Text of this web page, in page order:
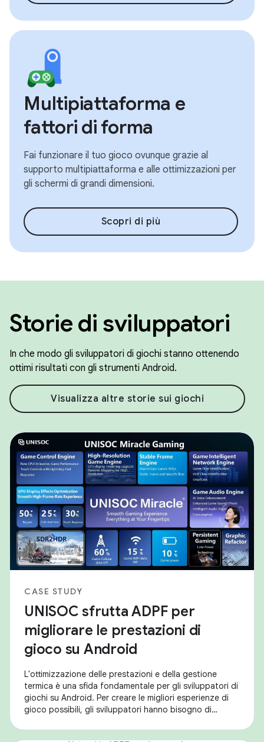
Multipiattaforma e
fattori di forma
Fai funzionare il tuo gioco ovunque grazie al
supporto multipiattaforma e alle ottimizzazioni per
gli schermi di grandi dimensioni.
Scopri di più
Storie di sviluppatori
In che modo gli sviluppatori di giochi stanno ottenendo
ottimi risultati con gli strumenti Android.
Visualizza altre storie sui giochi
CASE STUDY
UNISOC sfrutta ADPF per
migliorare le prestazioni di
gioco su Android
L'ottimizzazione delle prestazioni e della gestione
termica è una sfida fondamentale per gli sviluppatori di
giochi su Android. Per creare le migliori esperienze di
gioco possibili, gli sviluppatori hanno bisogno di